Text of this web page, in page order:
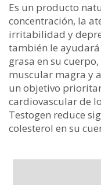
Es un producto
concentración, la
irritabilidad y
también le ayudará
grasa en su
muscular magra y
un objetivo
cardiovascular de
Testogen reduce
colesterol en su